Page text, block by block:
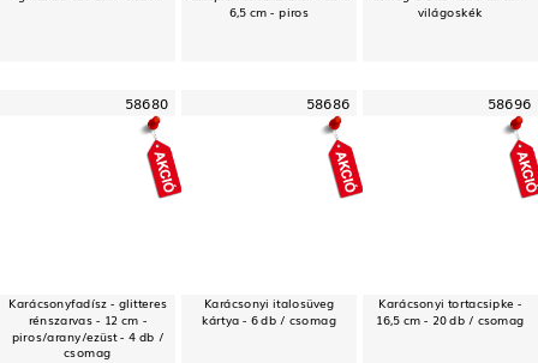
6,5 cm - piros
világoskék
58680
Karácsonyfadísz - glitteres
rénszarvas - 12 cm -
piros/arany/ezüst - 4 db /
csomag
58686
Karácsonyi italosüveg
kártya - 6 db / csomag
58696
Karácsonyi tortacsipke -
16,5 cm - 20 db / csomag